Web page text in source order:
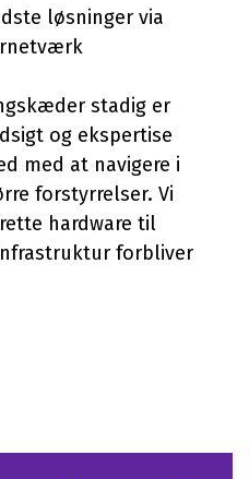
løsninger via
stadig er
og ekspertise
med at navigere i
forstyrrelser. Vi
hardware til
forbliver